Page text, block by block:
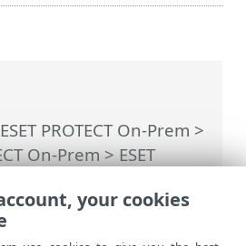
ESET PROTECT On-Prem >
On-Prem>ESET
- 示例> 动态组 - 未安装
your cookies